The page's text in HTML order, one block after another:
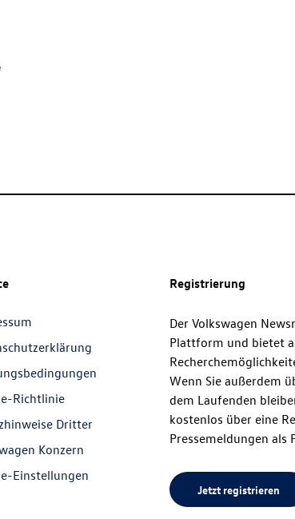
Richtlinie
Dritter
Konzern
Einstellungen
Registrierung
Der Volkswagen
Plattform und bietet
Wenn Sie außerdem
dem Laufenden
kostenlos über eine
Pressemeldungen als
Jetzt registrieren